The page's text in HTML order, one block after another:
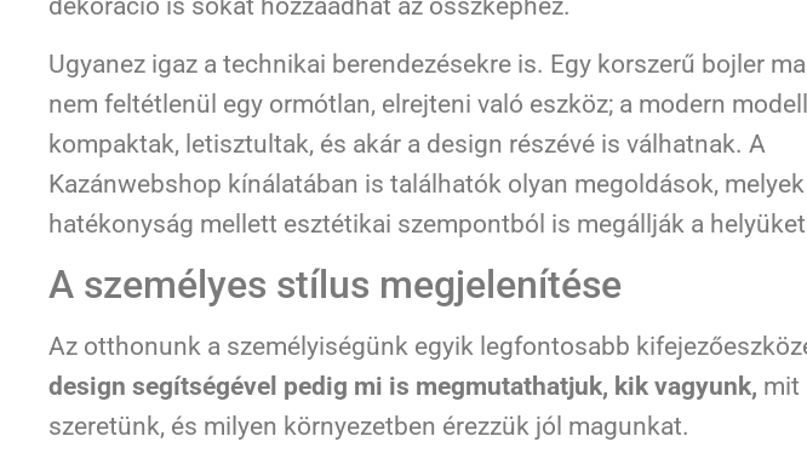
dekoráció is sokat hozzáadhat az összképhez.
Ugyanez igaz a technikai berendezésekre is. Egy korszerű bojler
nem feltétlenül egy ormótlan, elrejteni való eszköz; a modern
kompaktak, letisztultak, és akár a design részévé is válhatnak. A
Kazánwebshop kínálatában is találhatók olyan megoldások, melyek
hatékonyság mellett esztétikai szempontból is megállják a
A személyes stílus megjelenítése
Az otthonunk a személyiségünk egyik legfontosabb
design segítségével pedig mi is megmutathatjuk, kik vagyunk, mit
szeretünk, és milyen környezetben érezzük jól magunkat.